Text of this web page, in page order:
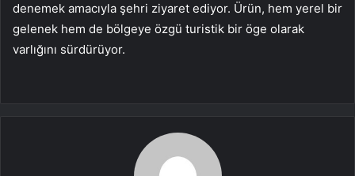
denemek amacıyla şehri ziyaret ediyor. Ürün, hem yerel bir
gelenek hem de bölgeye özgü turistik bir öge olarak
varlığını sürdürüyor.